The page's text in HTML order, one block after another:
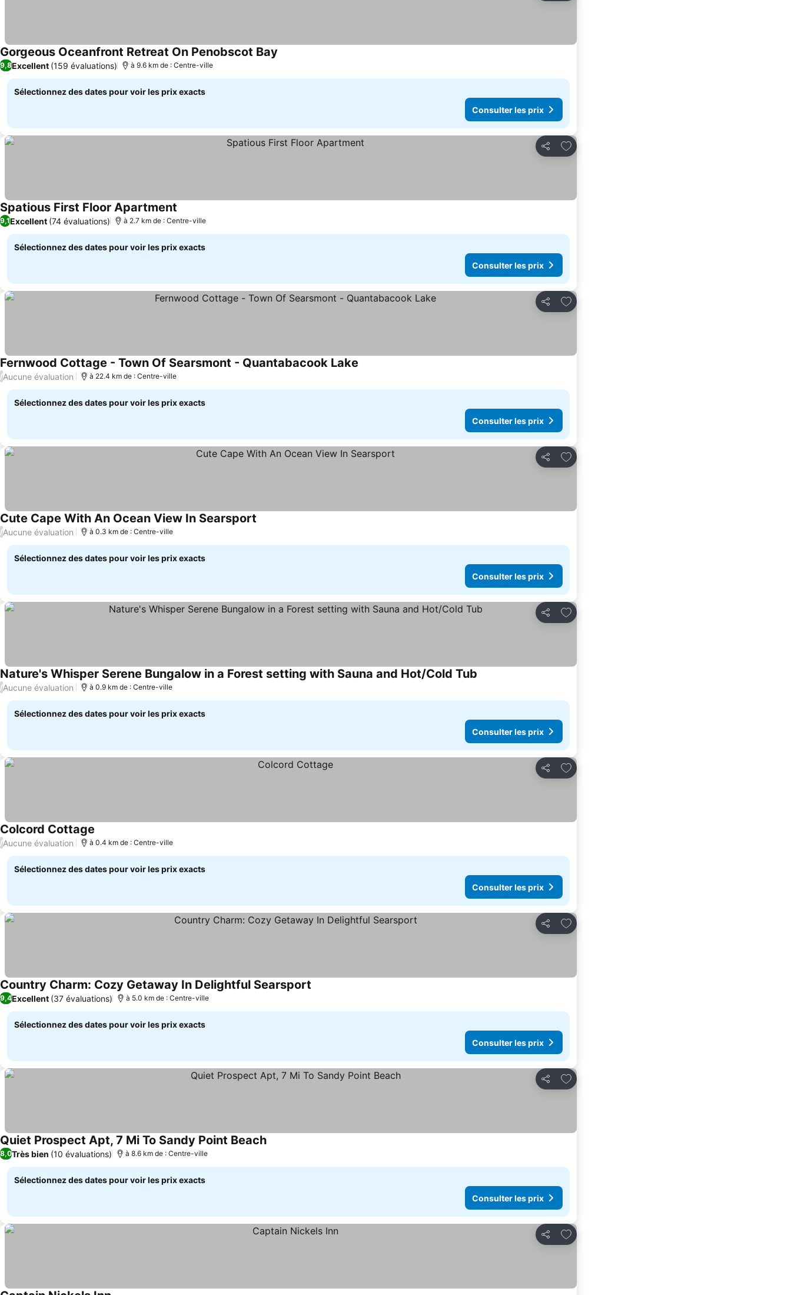
Gorgeous Oceanfront Retreat On Penobscot Bay
9,8Excellent (159 évaluations) à 9.6 km de : Centre-ville
Sélectionnez des dates pour voir les prix exacts
Consulter les prix
Partager
Ajouter à mes favoris
Spatious First Floor Apartment
9,1Excellent (74 évaluations) à 2.7 km de : Centre-ville
Sélectionnez des dates pour voir les prix exacts
Consulter les prix
Partager
Ajouter à mes favoris
Fernwood Cottage - Town Of Searsmont - Quantabacook Lake
/Aucune évaluation à 22.4 km de : Centre-ville
Sélectionnez des dates pour voir les prix exacts
Consulter les prix
Partager
Ajouter à mes favoris
Cute Cape With An Ocean View In Searsport
/Aucune évaluation à 0.3 km de : Centre-ville
Sélectionnez des dates pour voir les prix exacts
Consulter les prix
Partager
Ajouter à mes favoris
Nature's Whisper Serene Bungalow in a Forest setting with Sauna and Hot/Cold Tub
/Aucune évaluation à 0.9 km de : Centre-ville
Sélectionnez des dates pour voir les prix exacts
Consulter les prix
Partager
Ajouter à mes favoris
Colcord Cottage
/Aucune évaluation à 0.4 km de : Centre-ville
Sélectionnez des dates pour voir les prix exacts
Consulter les prix
Partager
Ajouter à mes favoris
Country Charm: Cozy Getaway In Delightful Searsport
9,4Excellent (37 évaluations) à 5.0 km de : Centre-ville
Sélectionnez des dates pour voir les prix exacts
Consulter les prix
Partager
Ajouter à mes favoris
Quiet Prospect Apt, 7 Mi To Sandy Point Beach
8,0Très bien (10 évaluations) à 8.6 km de : Centre-ville
Sélectionnez des dates pour voir les prix exacts
Consulter les prix
Partager
Ajouter à mes favoris